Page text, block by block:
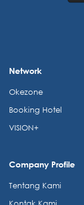
Network
Okezone
Booking Hotel
VISION+
Company Profile
Tentang Kami